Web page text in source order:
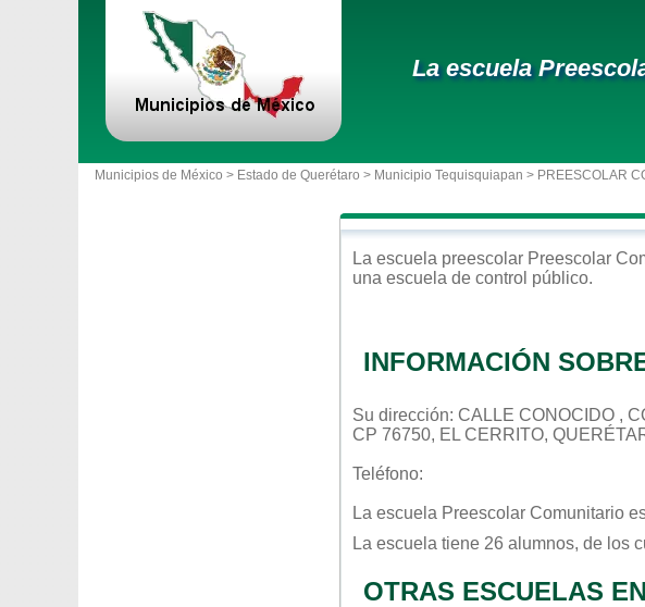
La escuela
Municipios de México > Estado de Querétaro > Municipio Tequisquiapan > PREESCOLAR
La escuela preescolar Preescolar
una escuela de control público.
INFORMACIÓN
Su dirección: CALLE CONOCIDO ,
CP 76750, EL CERRITO,
Teléfono:
La escuela Preescolar Comunitario
La escuela tiene 26 alumnos, de los
OTRAS ESCUELAS